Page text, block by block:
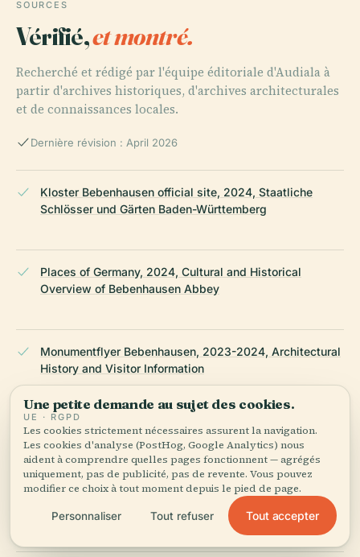
SOURCES
Vérifié,et montré.
Recherché et rédigé par l'équipe éditoriale d'Audiala à
partir d'archives historiques, d'archives architecturales
et de connaissances locales.
Dernière révision : April 2026
Kloster Bebenhausen official site, 2024, Staatliche
Schlösser und Gärten Baden-Württemberg
Places of Germany, 2024, Cultural and Historical
Overview of Bebenhausen Abbey
Monumentflyer Bebenhausen, 2023-2024, Architectural
History and Visitor Information
Military in Germany, 2024, Travel and Access to
Bebenhausen Abbey
Lonely Planet, 2024, Kloster Bebenhausen Visitor Guide
Une petite demande au sujet des cookies.
UE · RGPD
Les cookies strictement nécessaires assurent la navigation.
Les cookies d'analyse (PostHog, Google Analytics) nous
aident à comprendre quelles pages fonctionnent — agrégés
uniquement, pas de publicité, pas de revente. Vous pouvez
modifier ce choix à tout moment depuis le pied de page.
Personnaliser Tout refuser Tout accepter